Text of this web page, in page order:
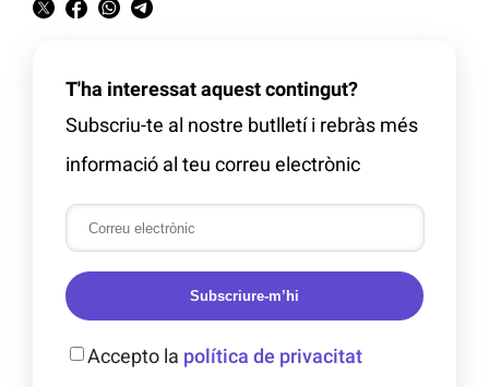
T'ha interessat aquest contingut?
Subscriu-te al nostre butlletí i rebràs més
informació al teu correu electrònic
Subscriure-m’hi
Accepto la política de privacitat